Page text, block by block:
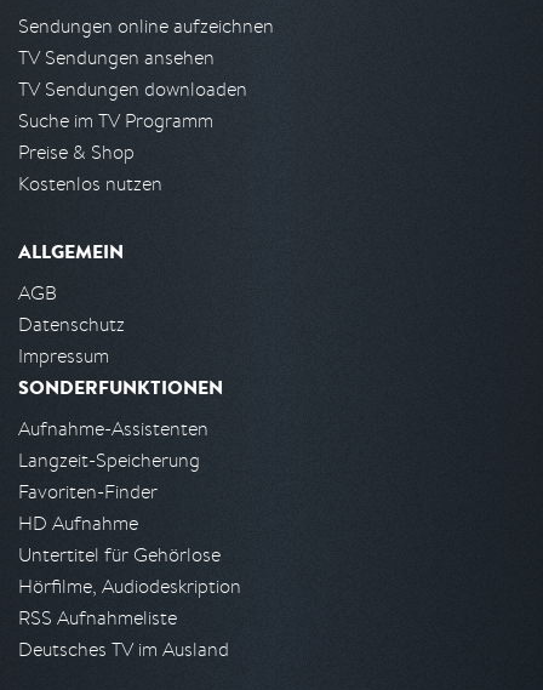
Sendungen online aufzeichnen
TV Sendungen ansehen
TV Sendungen downloaden
Suche im TV Programm
Preise & Shop
Kostenlos nutzen
ALLGEMEIN
AGB
Datenschutz
Impressum
SONDERFUNKTIONEN
Aufnahme-Assistenten
Langzeit-Speicherung
Favoriten-Finder
HD Aufnahme
Untertitel für Gehörlose
Hörfilme, Audiodeskription
RSS Aufnahmeliste
Deutsches TV im Ausland